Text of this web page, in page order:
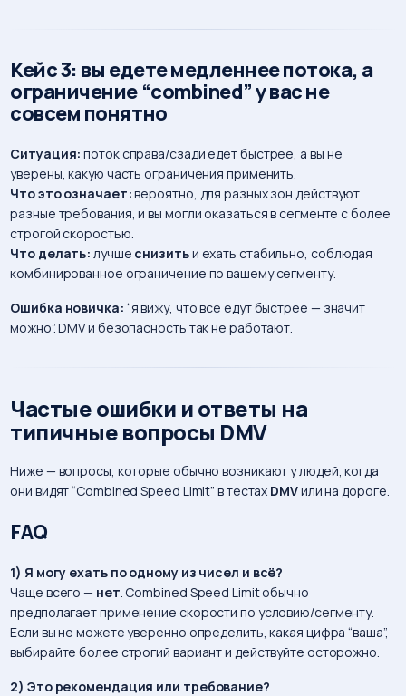
Кейc 3: вы едете медленнее потока, а
ограничение “combined” у вас не
совсем понятно
Ситуация: поток справа/сзади едет быстрее, а вы не
уверены, какую часть ограничения применить.
Что это означает:вероятно, для разных зон действуют
разные требования, и вы могли оказаться в сегменте с более
строгой скоростью.
Что делать: лучше снизитьи ехать стабильно, соблюдая
комбинированное ограничение по вашему сегменту.
Ошибка новичка: “я вижу, что все едут быстрее — значит
можно”. DMV и безопасность так не работают.
Частые ошибки и ответы на
типичные вопросы DMV
Ниже — вопросы, которые обычно возникают у людей, когда
они видят “Combined Speed Limit” в тестах DMVили на дороге.
FAQ
1) Я могу ехать по одному из чисел и всё?
Чаще всего — нет . Combined Speed Limit обычно
предполагает применение скорости по условию/сегменту.
Если вы не можете уверенно определить, какая цифра “ваша”,
выбирайте более строгий вариант и действуйте осторожно.
2) Это рекомендация или требование?